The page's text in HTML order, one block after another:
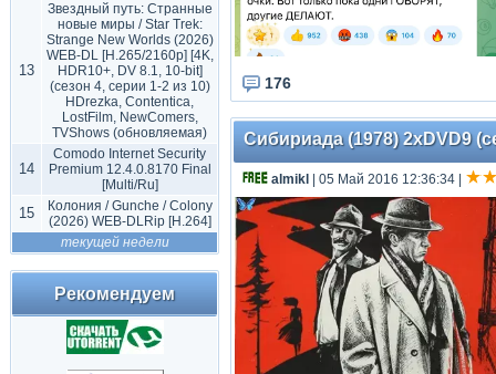
13
Звездный путь: Странные
новые миры / Star Trek:
Strange New Worlds (2026)
WEB-DL [H.265/2160p] [4K,
HDR10+, DV 8.1, 10-bit]
(сезон 4, серии 1-2 из 10)
HDrezka, Contentica,
LostFilm, NewComers,
TVShows (обновляемая)
14
Comodo Internet Security
Premium 12.4.0.8170 Final
[Multi/Ru]
15
Колония / Gunche / Colony
(2026) WEB-DLRip [H.264]
текущей недели
Рекомендуем
176
Сибириада (1978) 2хDVD9
almikl | 05 Май 2016 12:36:34